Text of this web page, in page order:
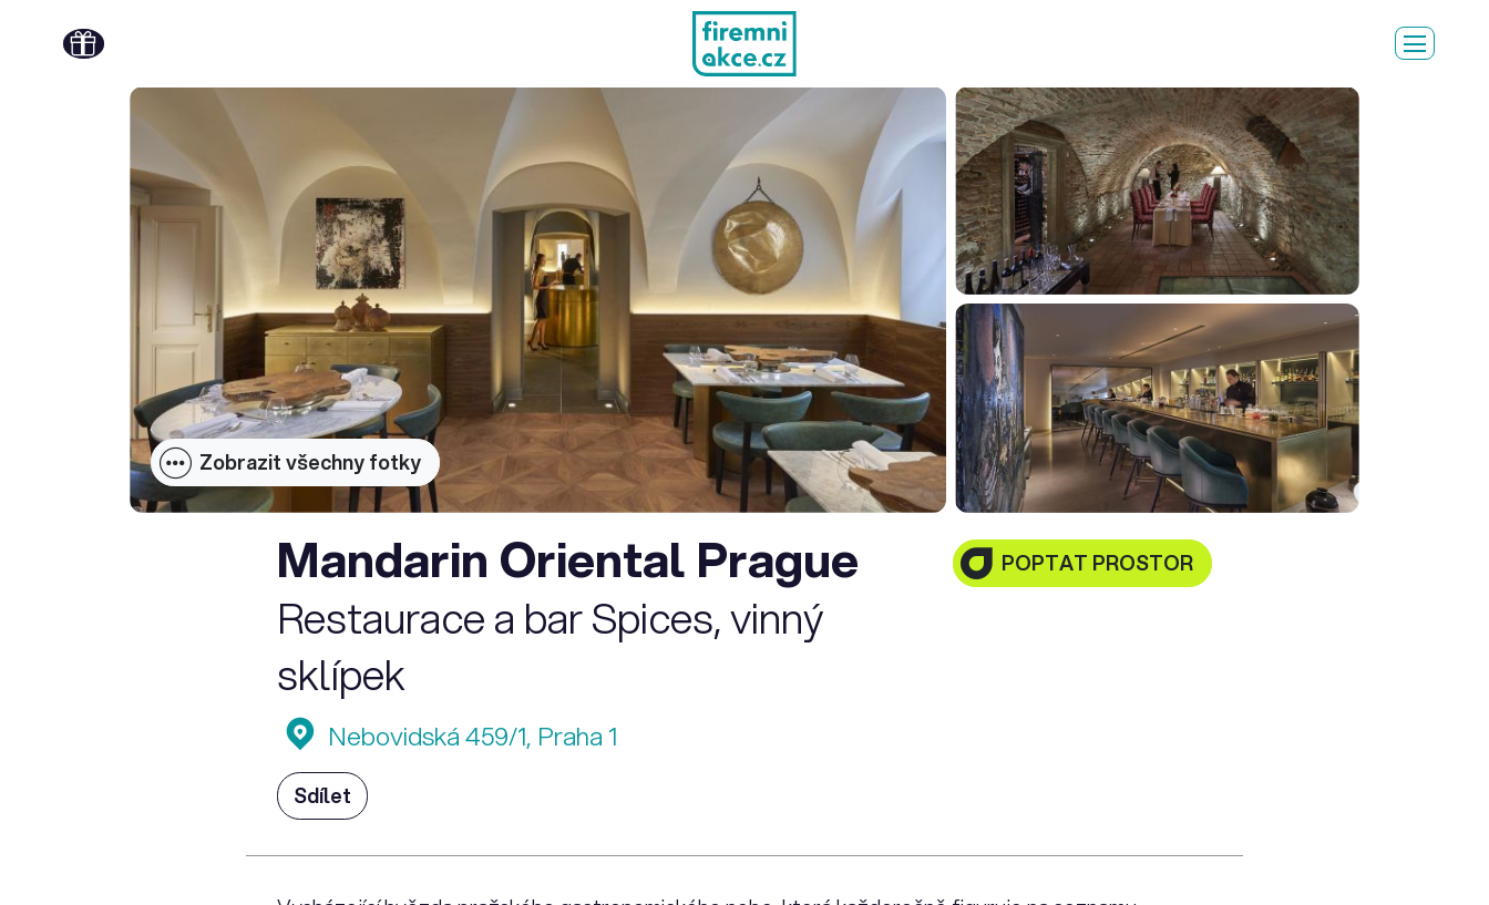
Zobrazit všechny fotky
Mandarin Oriental Prague
Restaurace a bar Spices, vinný
sklípek
POPTAT PROSTOR
Nebovidská 459/1, Praha 1
Sdílet